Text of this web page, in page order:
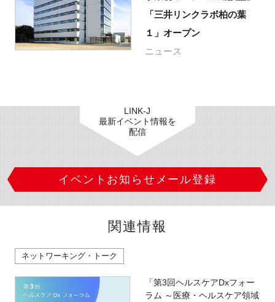
「三井リンクラボ柏の葉
１」オープン
ニュース
LINK-J
最新イベント情報を
配信
イベントお知らせメール登録
関連情報
ネットワーキング・トーク
「第3回ヘルスケアDxフォー
ラム ～医療・ヘルスケア領域